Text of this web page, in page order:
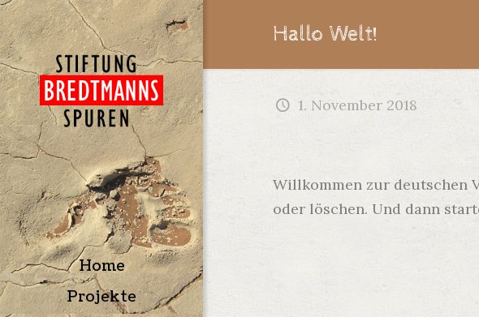
Home
Projekte
Hallo Welt!
1. November 2018
Willkommen zur deutschen
oder löschen. Und dann